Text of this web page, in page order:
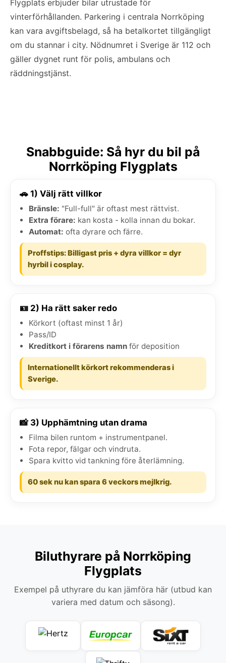
Flygplats erbjuder bilar utrustade för
vinterförhållanden. Parkering i centrala Norrköping
kan vara avgiftsbelagd, så ha betalkortet tillgängligt
om du stannar i city. Nödnumret i Sverige är 112 och
gäller dygnet runt för polis, ambulans och
räddningstjänst.
Snabbguide: Så hyr du bil på
Norrköping Flygplats
🚗 1) Välj rätt villkor
Bränsle: "Full-full" är oftast mest rättvist.
Extra förare: kan kosta - kolla innan du bokar.
Automat: ofta dyrare och färre.
Proffstips: Billigast pris + dyra villkor = dyr
hyrbil i cosplay.
🪪 2) Ha rätt saker redo
Körkort (oftast minst 1 år)
Pass/ID
Kreditkort i förarens namn för deposition
Internationellt körkort rekommenderas i
Sverige.
📸 3) Upphämtning utan drama
Filma bilen runtom + instrumentpanel.
Fota repor, fälgar och vindruta.
Spara kvitto vid tankning före återlämning.
60 sek nu kan spara 6 veckors mejlkrig.
Biluthyrare på Norrköping
Flygplats
Exempel på uthyrare du kan jämföra här (utbud kan
variera med datum och säsong).